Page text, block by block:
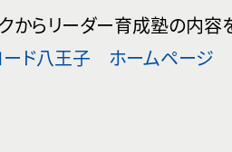
からリーダー育成塾の内容
ード八王子 ホームページ